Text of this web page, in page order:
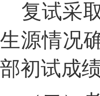
复试采
生源情况
部初试成